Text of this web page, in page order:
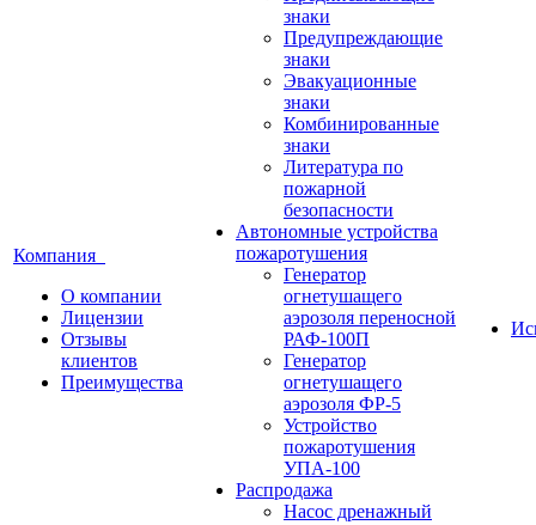
Компания
О компании
Лицензии
Отзывы
клиентов
Преимущества
знаки
Предупреждающие
знаки
Эвакуационные
знаки
Комбинированные
знаки
Литература по
пожарной
безопасности
Автономные устройства
пожаротушения
Генератор
огнетушащего
аэрозоля переносной
РАФ-100П
Генератор
огнетушащего
аэрозоля ФР-5
Устройство
пожаротушения
УПА-100
Распродажа
Насос дренажный